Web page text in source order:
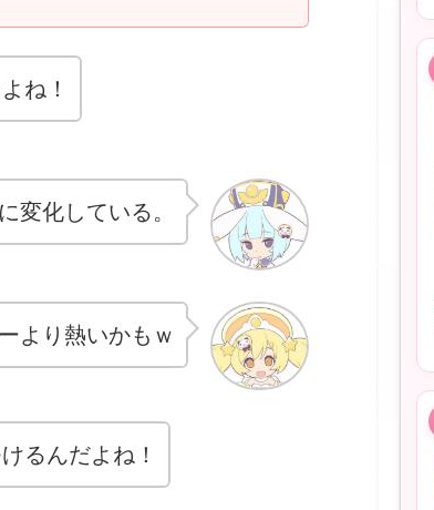
ね！
変化している。
より熱いかもｗ
るんだよね！